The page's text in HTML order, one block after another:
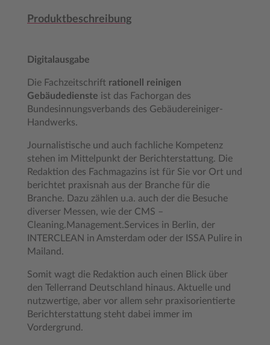
Produktbeschreibung
Digitalausgabe
Die Fachzeitschrift rationell reinigen
Gebäudedienste ist das Fachorgan des
Bundesinnungsverbands des Gebäudereiniger-
Handwerks.
Journalistische und auch fachliche Kompetenz
stehen im Mittelpunkt der Berichterstattung. Die
Redaktion des Fachmagazins ist für Sie vor Ort und
berichtet praxisnah aus der Branche für die
Branche. Dazu zählen u.a. auch der die Besuche
diverser Messen, wie der CMS –
Cleaning.Management.Services in Berlin, der
INTERCLEAN in Amsterdam oder der ISSA Pulire in
Mailand.
Somit wagt die Redaktion auch einen Blick über
den Tellerrand Deutschland hinaus. Aktuelle und
nutzwertige, aber vor allem sehr praxisorientierte
Berichterstattung steht dabei immer im
Vordergrund.